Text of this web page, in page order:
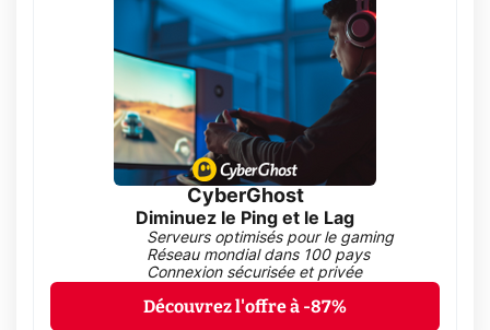
CyberGhost
Diminuez le Ping et le Lag
Serveurs optimisés pour le gaming
Réseau mondial dans 100 pays
Connexion sécurisée et privée
Découvrez l'offre à -87%